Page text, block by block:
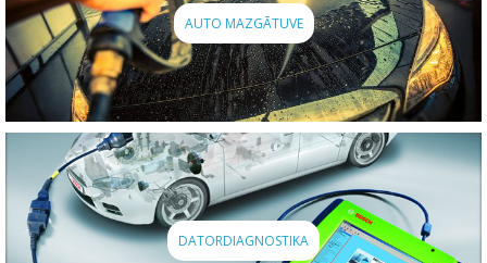
AUTO MAZGĀTUVE
DATORDIAGNOSTIKA